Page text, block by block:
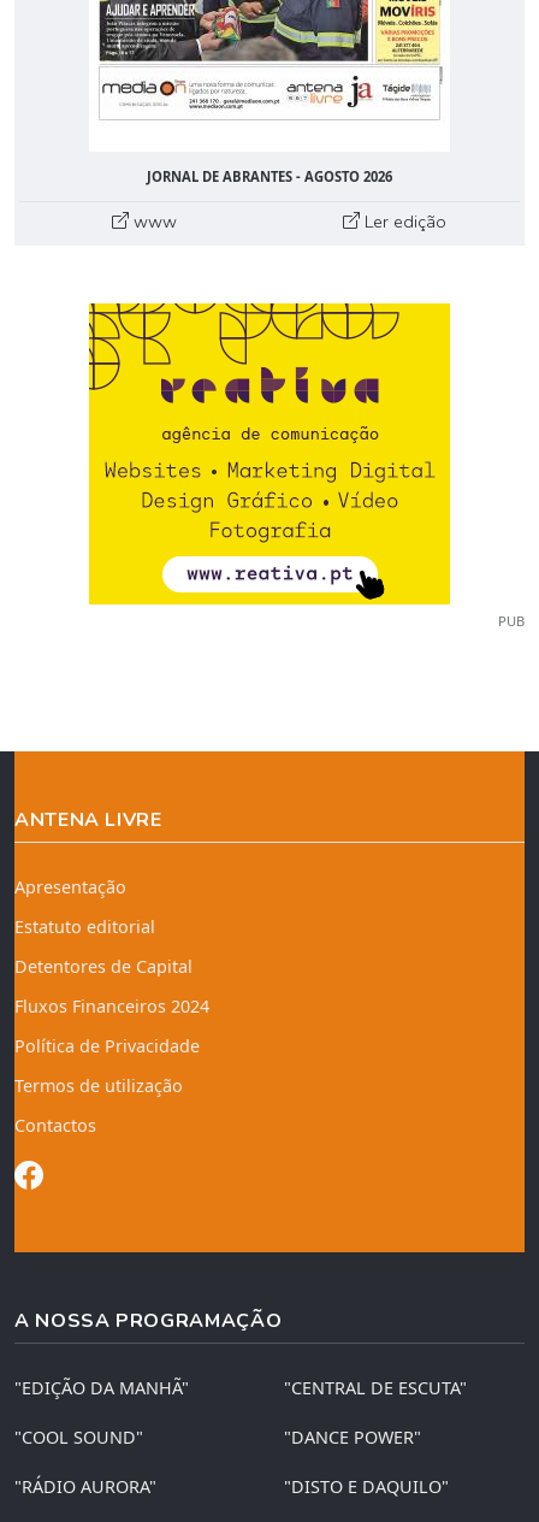
JORNAL DE ABRANTES - AGOSTO 2026
www Ler edição
PUB
ANTENA LIVRE
Apresentação
Estatuto editorial
Detentores de Capital
Fluxos Financeiros 2024
Política de Privacidade
Termos de utilização
Contactos
A NOSSA PROGRAMAÇÃO
"EDIÇÃO DA MANHÃ" "CENTRAL DE ESCUTA"
"COOL SOUND" "DANCE POWER"
"RÁDIO AURORA" "DISTO E DAQUILO"